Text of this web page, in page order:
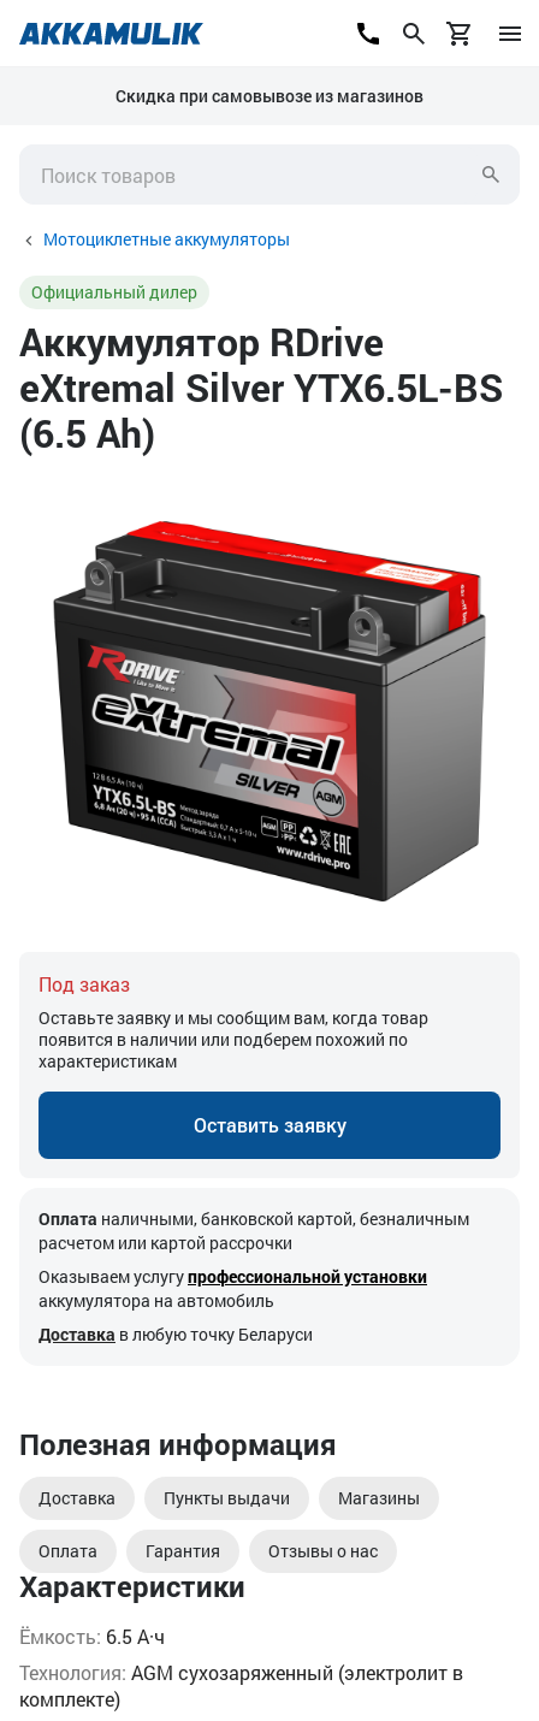
Скидка при самовывозе из магазинов
Мотоциклетные аккумуляторы
Официальный дилер
Аккумулятор RDrive
eXtremal Silver YTX6.5L-BS
(6.5 Ah)
Характеристики
Ёмкость: 6.5 А·ч
Технология: AGM сухозаряженный (электролит в
комплекте)
Под заказ
Оставьте заявку и мы сообщим вам, когда товар
появится в наличии или подберем похожий по
характеристикам
Оставить заявку
Оплата наличными, банковской картой, безналичным
расчетом или картой рассрочки
Оказываем услугупрофессиональной установки
аккумулятора на автомобиль
Доставка в любую точку Беларуси
Полезная информация
Доставка Пункты выдачи Магазины
Оплата Гарантия Отзывы о нас